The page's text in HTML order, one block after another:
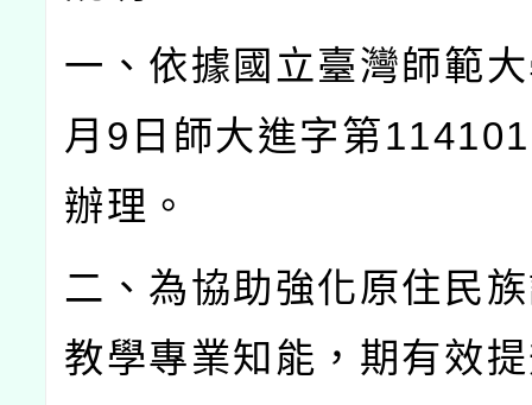
一、依據國立臺灣師範
月 9 日師大進字第
辦理。
二、為協助強化原住民
教學專業知能，期有效